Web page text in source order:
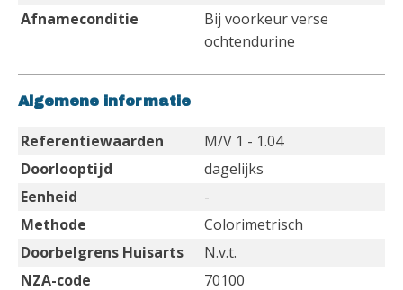
Afnameconditie
Bij voorkeur verse
ochtendurine
Algemene informatie
Referentiewaarden
M/V 1 - 1.04
Doorlooptijd
dagelijks
Eenheid
-
Methode
Colorimetrisch
Doorbelgrens Huisarts
N.v.t.
NZA-code
70100